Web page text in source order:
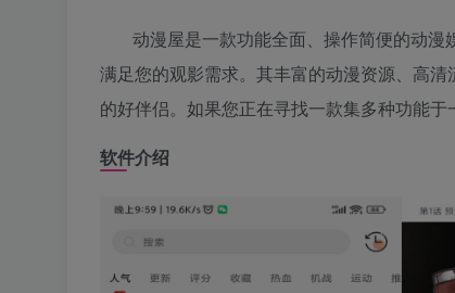
动漫屋是一款功能全面、操作简便的动
满足您的观影需求。其丰富的动漫资源、高
的好伴侣。如果您正在寻找一款集多种功能于
软件介绍